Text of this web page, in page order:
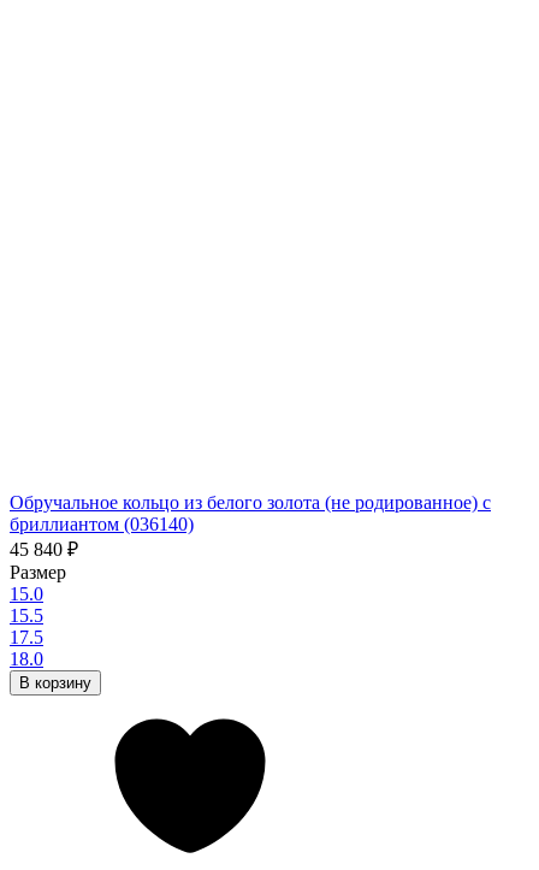
Обручальное кольцо из белого золота (не родированное) с
бриллиантом (036140)
45 840 ₽
Размер
15.0
15.5
17.5
18.0
В корзину